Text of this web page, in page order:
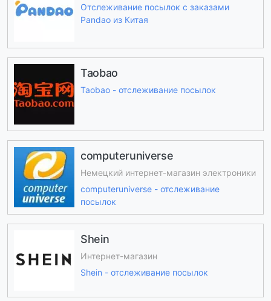
Отслеживание посылок с заказами
Pandao из Китая
Taobao
Taobao - отслеживание посылок
computeruniverse
Немецкий интернет-магазин электроники
computeruniverse - отслеживание
посылок
Shein
Интернет-магазин
Shein - отслеживание посылок